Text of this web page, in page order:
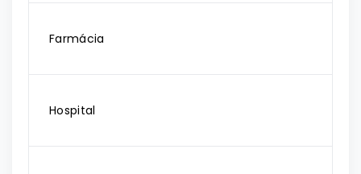
Farmácia
Hospital